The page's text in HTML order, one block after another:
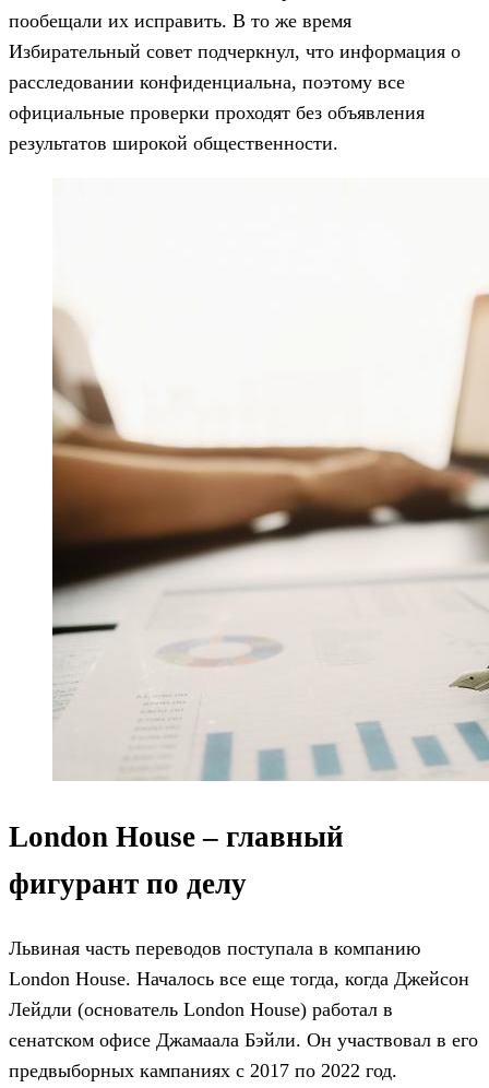
пообещали их исправить. В то же время
Избирательный совет подчеркнул, что информация о
расследовании конфиденциальна, поэтому все
официальные проверки проходят без объявления
результатов широкой общественности.
London House – главный
фигурант по делу
Львиная часть переводов поступала в компанию
London House. Началось все еще тогда, когда Джейсон
Лейдли (основатель London House) работал в
сенатском офисе Джамаала Бэйли. Он участвовал в его
предвыборных кампаниях с 2017 по 2022 год.